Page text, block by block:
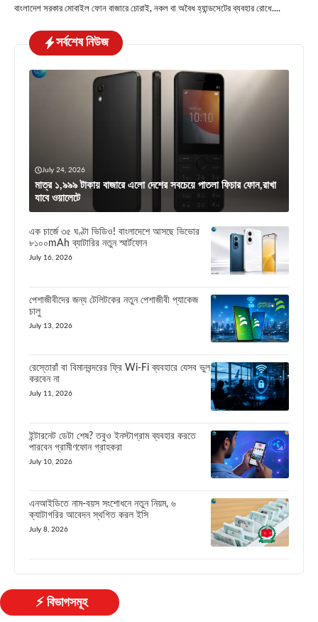
বাংলাদেশ সরকার মোবাইল ফোন বাজারে চোরাই, নকল বা অবৈধ হ্যান্ডসেটের ব্যবহার রোধে....
সর্বশেষ নিউজ
July 24, 2026
মাত্র ১,৯৯৯ টাকায় বাজারে এলো দেশের সবচেয়ে পাতলা ফিচার ফোন,রাখা
যাবে ওয়ালেটে
এক চার্জে ৩৫ ঘণ্টা ভিডিও! বাংলাদেশে আসছে ভিভোর
৮১০০mAh ব্যাটারির নতুন স্মার্টফোন
July 16, 2026
পেশাজীবীদের জন্য টেলিটকের নতুন পেশাজীবী প্যাকেজ
চালু
July 13, 2026
রেস্তোরাঁ বা বিমানবন্দরের ফ্রি Wi-Fi ব্যবহারে যেসব ভুল
করবেন না
July 11, 2026
ইন্টারনেট ডেটা শেষ? তবুও ইনস্টাগ্রাম ব্যবহার করতে
পারবেন গ্রামীণফোন গ্রাহকরা
July 10, 2026
এনআইডিতে নাম-বয়স সংশোধনে নতুন নিয়ম, ৬
ক্যাটাগরির আবেদন স্থগিত করল ইসি
July 8, 2026
⚡ বিভাগসমূহ